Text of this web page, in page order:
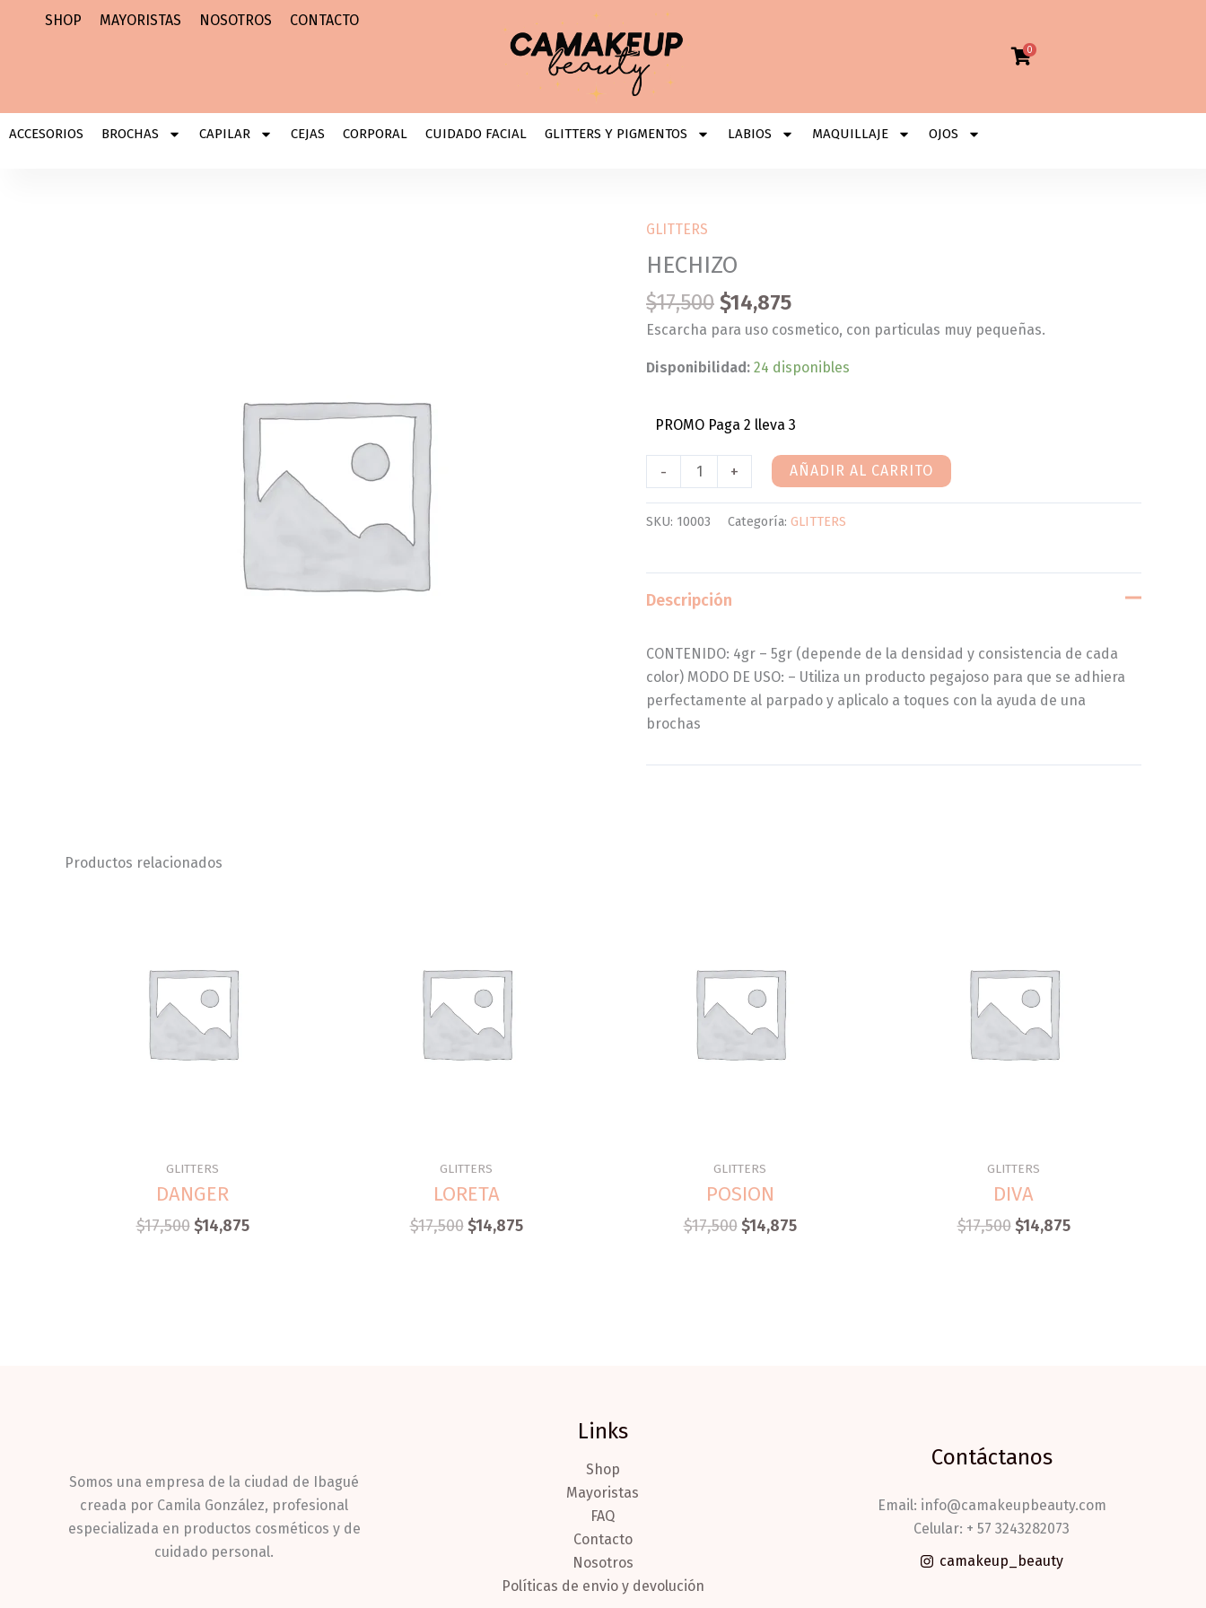
SHOP MAYORISTAS NOSOTROS CONTACTO
0
ACCESORIOS BROCHAS CAPILAR CEJAS CORPORAL CUIDADO FACIAL GLITTERS Y PIGMENTOS LABIOS MAQUILLAJE OJOS
GLITTERS
HECHIZO
$17,500 $14,875
Escarcha para uso cosmetico, con particulas muy pequeñas.
Disponibilidad: 24 disponibles
PROMO Paga 2 lleva 3
-
HECHIZO
cantidad
+ AÑADIR AL CARRITO
SKU: 10003 Categoría: GLITTERS
Descripción
CONTENIDO: 4gr – 5gr (depende de la densidad y consistencia de cada
color) MODO DE USO: – Utiliza un producto pegajoso para que se adhiera
perfectamente al parpado y aplicalo a toques con la ayuda de una
brochas
Productos relacionados
GLITTERS
DANGER
$17,500 $14,875
GLITTERS
LORETA
$17,500 $14,875
GLITTERS
POSION
$17,500 $14,875
GLITTERS
DIVA
$17,500 $14,875
Somos una empresa de la ciudad de Ibagué
creada por Camila González, profesional
especializada en productos cosméticos y de
cuidado personal.
Links
Shop
Mayoristas
FAQ
Contacto
Nosotros
Políticas de envio y devolución
Contáctanos
Email: info@camakeupbeauty.com
Celular: + 57 3243282073
camakeup_beauty